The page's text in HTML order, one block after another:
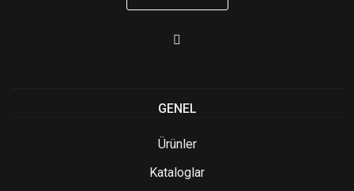
GENEL
Ürünler
Kataloglar